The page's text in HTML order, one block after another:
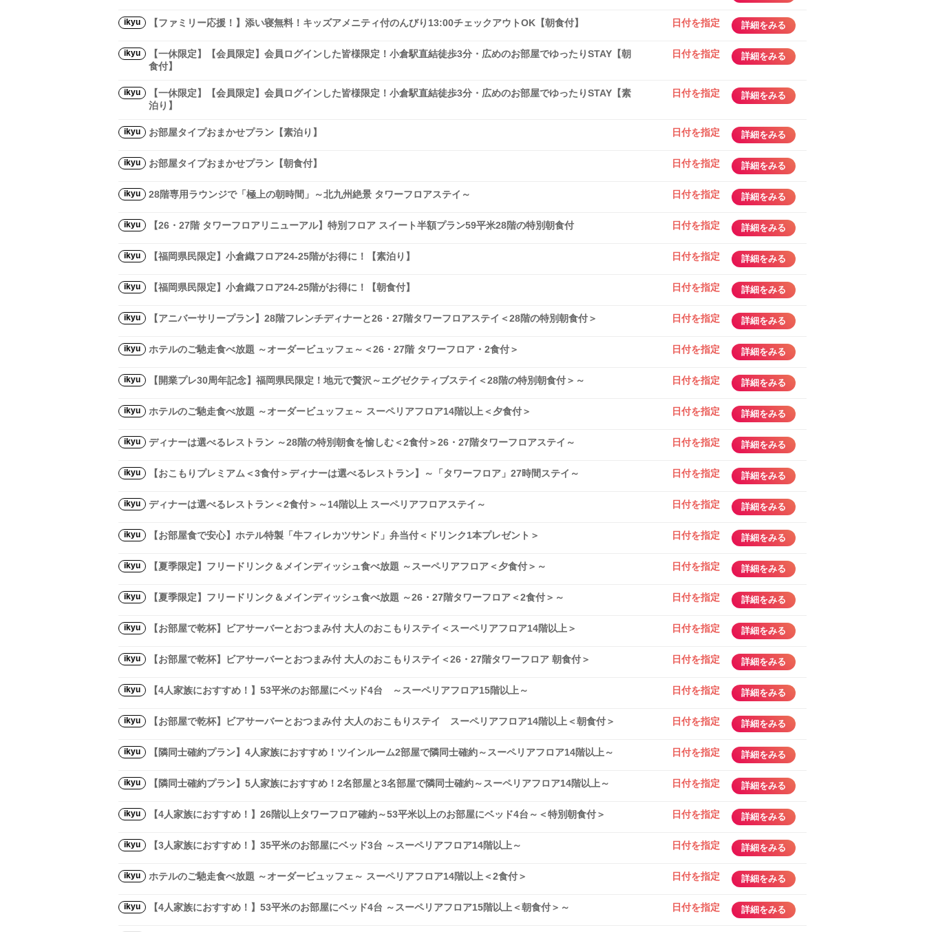
ikyu 【ファミリー応援！】添い寝無料！キッズアメニティ付のんびり13:00チェックアウトOK【朝食付】 日付を指定 詳細をみる
ikyu
【一休限定】【会員限定】会員ログインした皆様限定！小倉駅直結徒歩3分・広めのお部屋でゆったりSTAY【朝
食付】
日付を指定 詳細をみる
ikyu
【一休限定】【会員限定】会員ログインした皆様限定！小倉駅直結徒歩3分・広めのお部屋でゆったりSTAY【素
泊り】
日付を指定 詳細をみる
ikyu お部屋タイプおまかせプラン【素泊り】 日付を指定 詳細をみる
ikyu お部屋タイプおまかせプラン【朝食付】 日付を指定 詳細をみる
ikyu 28階専用ラウンジで「極上の朝時間」～北九州絶景 タワーフロアステイ～ 日付を指定 詳細をみる
ikyu 【26・27階 タワーフロアリニューアル】特別フロア スイート半額プラン59平米28階の特別朝食付 日付を指定 詳細をみる
ikyu 【福岡県民限定】小倉織フロア24-25階がお得に！【素泊り】 日付を指定 詳細をみる
ikyu 【福岡県民限定】小倉織フロア24-25階がお得に！【朝食付】 日付を指定 詳細をみる
ikyu 【アニバーサリープラン】28階フレンチディナーと26・27階タワーフロアステイ＜28階の特別朝食付＞ 日付を指定 詳細をみる
ikyu ホテルのご馳走食べ放題 ～オーダービュッフェ～＜26・27階 タワーフロア・2食付＞ 日付を指定 詳細をみる
ikyu 【開業プレ30周年記念】福岡県民限定！地元で贅沢～エグゼクティブステイ＜28階の特別朝食付＞～ 日付を指定 詳細をみる
ikyu ホテルのご馳走食べ放題 ～オーダービュッフェ～ スーペリアフロア14階以上＜夕食付＞ 日付を指定 詳細をみる
ikyu ディナーは選べるレストラン ～28階の特別朝食を愉しむ＜2食付＞26・27階タワーフロアステイ～ 日付を指定 詳細をみる
ikyu 【おこもりプレミアム＜3食付＞ディナーは選べるレストラン】～「タワーフロア」27時間ステイ～ 日付を指定 詳細をみる
ikyu ディナーは選べるレストラン＜2食付＞～14階以上 スーペリアフロアステイ～ 日付を指定 詳細をみる
ikyu 【お部屋食で安心】ホテル特製「牛フィレカツサンド」弁当付＜ドリンク1本プレゼント＞ 日付を指定 詳細をみる
ikyu 【夏季限定】フリードリンク＆メインディッシュ食べ放題 ～スーペリアフロア＜夕食付＞～ 日付を指定 詳細をみる
ikyu 【夏季限定】フリードリンク＆メインディッシュ食べ放題 ～26・27階タワーフロア＜2食付＞～ 日付を指定 詳細をみる
ikyu 【お部屋で乾杯】ビアサーバーとおつまみ付 大人のおこもりステイ＜スーペリアフロア14階以上＞ 日付を指定 詳細をみる
ikyu 【お部屋で乾杯】ビアサーバーとおつまみ付 大人のおこもりステイ＜26・27階タワーフロア 朝食付＞ 日付を指定 詳細をみる
ikyu 【4人家族におすすめ！】53平米のお部屋にベッド4台 ～スーペリアフロア15階以上～ 日付を指定 詳細をみる
ikyu 【お部屋で乾杯】ビアサーバーとおつまみ付 大人のおこもりステイ スーペリアフロア14階以上＜朝食付＞ 日付を指定 詳細をみる
ikyu 【隣同士確約プラン】4人家族におすすめ！ツインルーム2部屋で隣同士確約～スーペリアフロア14階以上～ 日付を指定 詳細をみる
ikyu 【隣同士確約プラン】5人家族におすすめ！2名部屋と3名部屋で隣同士確約～スーペリアフロア14階以上～ 日付を指定 詳細をみる
ikyu 【4人家族におすすめ！】26階以上タワーフロア確約～53平米以上のお部屋にベッド4台～＜特別朝食付＞ 日付を指定 詳細をみる
ikyu 【3人家族におすすめ！】35平米のお部屋にベッド3台 ～スーペリアフロア14階以上～ 日付を指定 詳細をみる
ikyu ホテルのご馳走食べ放題 ～オーダービュッフェ～ スーペリアフロア14階以上＜2食付＞ 日付を指定 詳細をみる
ikyu 【4人家族におすすめ！】53平米のお部屋にベッド4台 ～スーペリアフロア15階以上＜朝食付＞～ 日付を指定 詳細をみる